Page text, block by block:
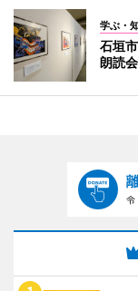
学ぶ・
石垣
朗読